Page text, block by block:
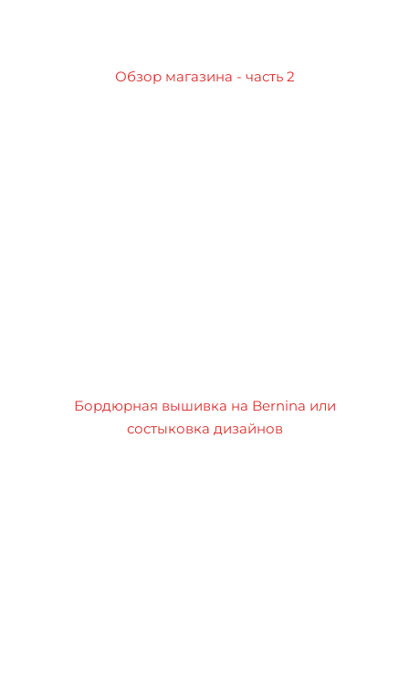
Обзор магазина - часть 2
Бордюрная вышивка на Bernina или
состыковка дизайнов